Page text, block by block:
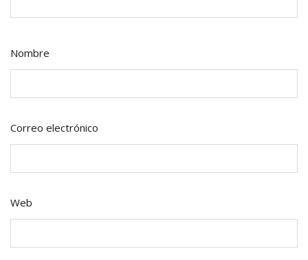
Nombre
Correo electrónico
Web